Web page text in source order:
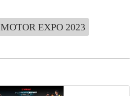
MOTOR EXPO 2023